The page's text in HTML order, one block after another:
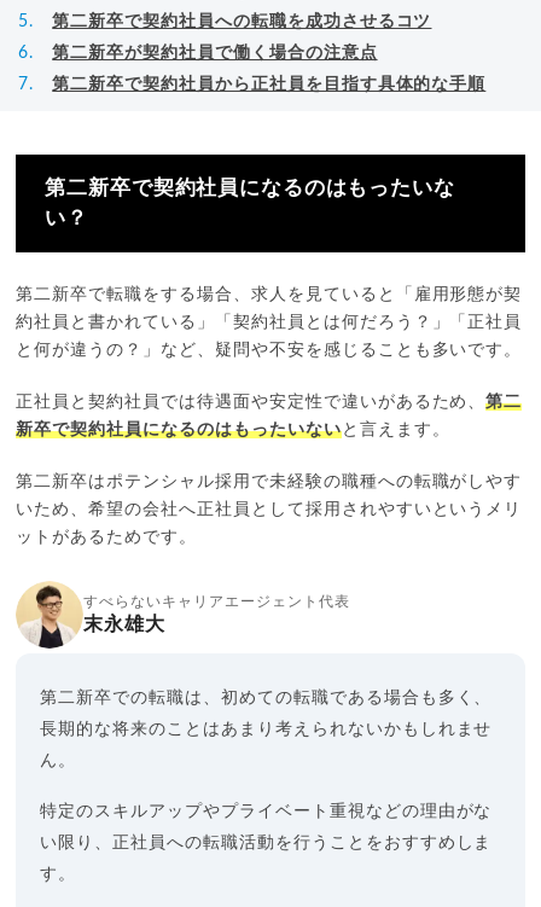
第二新卒で契約社員への転職を成功させるコツ
第二新卒が契約社員で働く場合の注意点
第二新卒で契約社員から正社員を目指す具体的な手順
第二新卒で契約社員になるのはもったいな
い？
第二新卒で転職をする場合、求人を見ていると「雇用形態が契
約社員と書かれている」「契約社員とは何だろう？」「正社員
と何が違うの？」など、疑問や不安を感じることも多いです。
正社員と契約社員では待遇面や安定性で違いがあるため、第二
新卒で契約社員になるのはもったいないと言えます。
第二新卒はポテンシャル採用で未経験の職種への転職がしやす
いため、希望の会社へ正社員として採用されやすいというメリ
ットがあるためです。
すべらないキャリアエージェント代表
末永雄大
第二新卒での転職は、初めての転職である場合も多く、
長期的な将来のことはあまり考えられないかもしれませ
ん。
特定のスキルアップやプライベート重視などの理由がな
い限り、正社員への転職活動を行うことをおすすめしま
す。